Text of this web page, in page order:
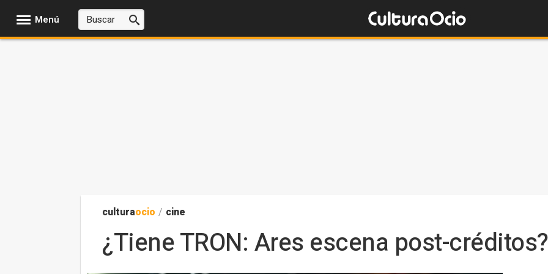
Menú
culturaocio / cine
¿Tiene TRON: Ares escena post-créditos?